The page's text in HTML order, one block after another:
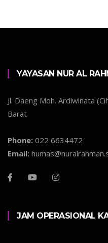
YAYASAN NUR AL
Jl. Daeng Moh. Ardiwinata
Barat
Phone: 022 6634472
Email:
JAM OPERASIONAL